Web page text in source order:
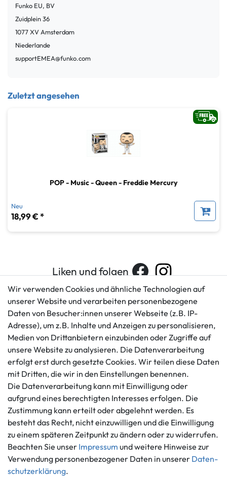
Funko EU, BV
Zuidplein36
1077 XV Amsterdam
Niederlande
supportEMEA@funko.com
Zuletzt angesehen
POP - Music - Queen - Freddie Mercury
Neu
18,99 € *
Liken und folgen
Kundenservice
+49 421 596586
info@gameworld.de
Kontaktformular
Rechtliches
AGB
Impressum
Datenschutzerklärung
Widerrufs­recht
Vertrag widerrufen
Informationen
Über uns
Häufig gestellte Fragen
Zahlung und Versand
Zahlungsmöglichkeiten
Wir verwenden Cookies und ähnliche Technologien auf
unserer Website und verarbeiten personenbezogene
Daten von Besucher:innen unserer Webseite (z.B. IP-
Adresse), um z.B. Inhalte und Anzeigen zu personalisieren,
Medien von Drittanbietern einzubinden oder Zugriffe auf
unsere Website zu analysieren. Die Datenverarbeitung
erfolgt erst durch gesetzte Cookies. Wir teilen diese Daten
mit Dritten, die wir in den Einstellungen benennen.
Die Datenverarbeitung kann mit Einwilligung oder
aufgrund eines berechtigten Interesses erfolgen. Die
Zustimmung kann erteilt oder abgelehnt werden. Es
besteht das Recht, nicht einzuwilligen und die Einwilligung
zu einem späteren Zeitpunkt zu ändern oder zu widerrufen.
Beachten Sie unser Impressum und weitere Hinweise zur
Verwendung personenbezogener Daten in unserer Daten­
schutz­erklärung.